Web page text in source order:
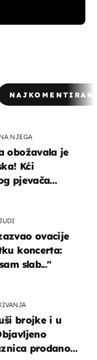
NJEGA
obožavala je
Kći
pjevača
ovacije
koncerta:
slab..."
brojke i u
prodano